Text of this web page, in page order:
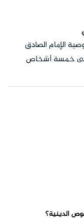
الإمام الصادق
خمسة أشخاص
الدينية؟